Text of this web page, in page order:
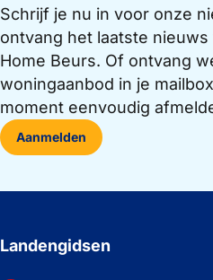
Schrijf je nu in voor onze
ontvang het laatste nieuws
Home Beurs. Of ontvang
woningaanbod in je
moment eenvoudig
Aanmelden
Landengidsen